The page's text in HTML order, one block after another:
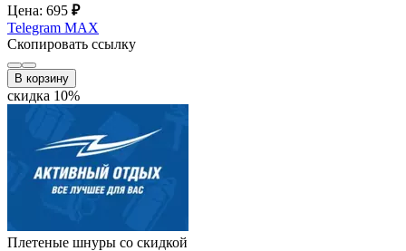
Цена: 695 ₽
Telegram MAX
Скопировать ссылку
В корзину
скидка 10%
Плетеные шнуры со скидкой